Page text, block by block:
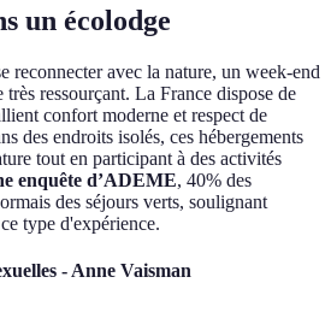
un écolodge
reconnecter avec la nature, un week-end
ressourçant. La France dispose de
confort moderne et respect de
des endroits isolés, ces hébergements
tout en participant à des activités
enquête d’ADEME, 40% des
des séjours verts, soulignant
type d'expérience.
- Anne Vaisman